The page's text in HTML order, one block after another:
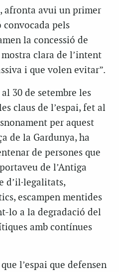
afronta avui un primer
pels
la concessió de
mostra clara de l’intent
i que volen evitar”.
30 de setembre les
claus de l’espai, fet al
per aquest
de la Gardunya, ha
de persones que
de l’Antiga
d’il·legalitats,
escampen mentides
lo a la degradació del
amb contínues
l’espai que defensen